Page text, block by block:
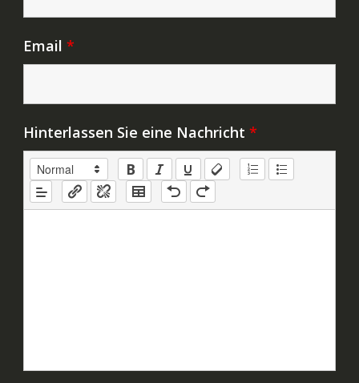
Email *
Hinterlassen Sie eine Nachricht *